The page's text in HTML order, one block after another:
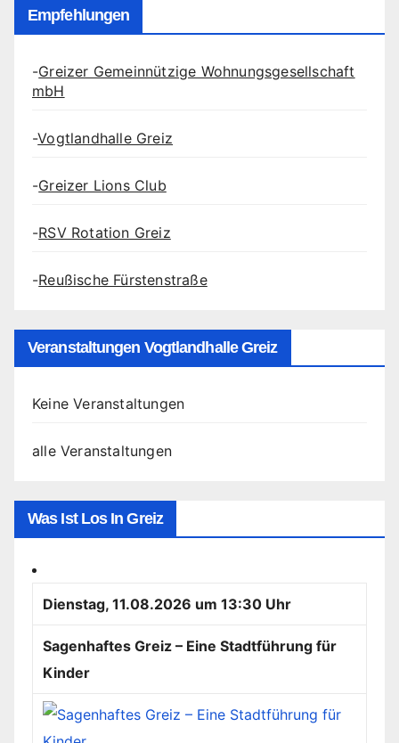
Empfehlungen
-Greizer Gemeinnützige Wohnungsgesellschaft
mbH
-Vogtlandhalle Greiz
-Greizer Lions Club
-RSV Rotation Greiz
-Reußische Fürstenstraße
Veranstaltungen Vogtlandhalle Greiz
Keine Veranstaltungen
alle Veranstaltungen
Was Ist Los In Greiz
Dienstag, 11.08.2026 um 13:30 Uhr
Sagenhaftes Greiz – Eine Stadtführung für
Kinder